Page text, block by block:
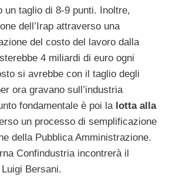
un taglio di 8-9 punti. Inoltre,
dell’Irap attraverso una
del costo del lavoro dalla
4 miliardi di euro ogni
si avrebbe con il taglio degli
ora gravano sull’industria
fondamentale è poi la lotta alla
un processo di semplificazione
della Pubblica Amministrazione.
Confindustria incontrerà il
Bersani.